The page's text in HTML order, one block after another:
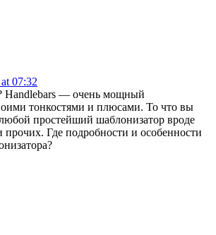
07:32
Handlebars — очень мощный
тонкостями и плюсами. То что вы
простейший шаблонизатор вроде
прочих. Где подробности и особенности